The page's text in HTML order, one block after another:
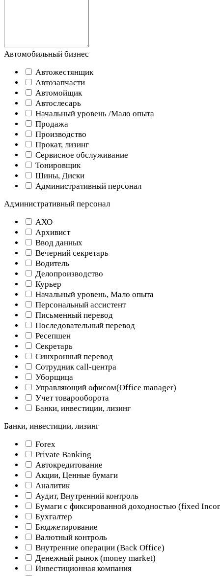
Автомобильный бизнес
Автожестянщик
Автозапчасти
Автомойщик
Автослесарь
Начальный уровень /Мало опыта
Продажа
Производство
Прокат, лизинг
Сервисное обслуживание
Тонировщик
Шины, Диски
Административный персонал
Административный персонал
АХО
Архивист
Ввод данных
Вечерний секретарь
Водитель
Делопроизводство
Курьер
Начальный уровень, Мало опыта
Персональный ассистент
Письменный перевод
Последовательный перевод
Ресепшен
Секретарь
Синхронный перевод
Сотрудник call-центра
Уборщица
Управляющий офисом(Оffice manager)
Учет товарооборота
Банки, инвестиции, лизинг
Банки, инвестиции, лизинг
Forex
Private Banking
Автокредитование
Акции, Ценные бумаги
Аналитик
Аудит, Внутренний контроль
Бумаги с фиксированной доходностью (fixed
Бухгалтер
Бюджетирование
Валютный контроль
Внутренние операции (Back Office)
Денежный рынок (money market)
Инвестиционная компания